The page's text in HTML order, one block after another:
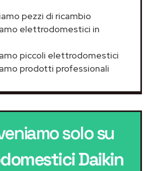
pezzi di ricambio
elettrodomestici in
piccoli elettrodomestici
prodotti professionali
solo su
Daikin